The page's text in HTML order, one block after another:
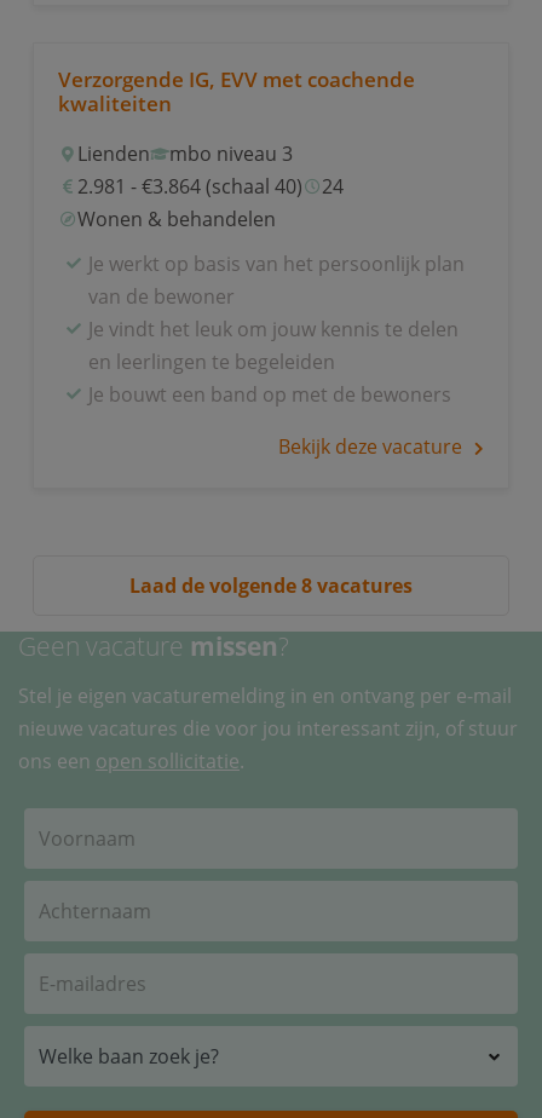
Verzorgende IG, EVV met coachende
kwaliteiten
Lienden
mbo niveau 3
2.981 - €3.864 (schaal 40)
24
Wonen & behandelen
Je werkt op basis van het persoonlijk plan
van de bewoner
Je vindt het leuk om jouw kennis te delen
en leerlingen te begeleiden
Je bouwt een band op met de bewoners
Bekijk deze vacature
Laad de volgende 8 vacatures
Geen vacature missen?
Stel je eigen vacaturemelding in en ontvang per e-mail
nieuwe vacatures die voor jou interessant zijn, of stuur
ons een open sollicitatie.